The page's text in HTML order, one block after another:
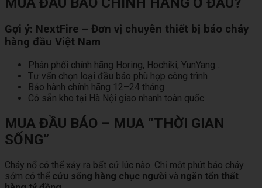
Gợi ý: NextFire – Đơn vị chuyên thiết bị báo cháy
hàng đầu Việt Nam
Phân phối chính hãng Horing, Hochiki, YunYang…
Tư vấn chọn loại đầu báo phù hợp công trình
Bảo hành chính hãng 12–24 tháng
Có sẵn kho tại Hà Nội giao nhanh toàn quốc
MUA ĐẦU BÁO – MUA “THỜI GIAN
SỐNG”
Cháy nổ có thể xảy ra bất cứ lúc nào. Chỉ một phút báo cháy
sớm có thể cứu sống hàng chục người và ngăn tổn thất